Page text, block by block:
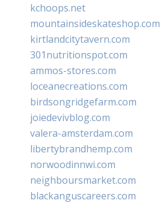
kchoops.net
mountainsideskateshop.com
kirtlandcitytavern.com
301nutritionspot.com
ammos-stores.com
loceanecreations.com
birdsongridgefarm.com
joiedevivblog.com
valera-amsterdam.com
libertybrandhemp.com
norwoodinnwi.com
neighboursmarket.com
blackanguscareers.com